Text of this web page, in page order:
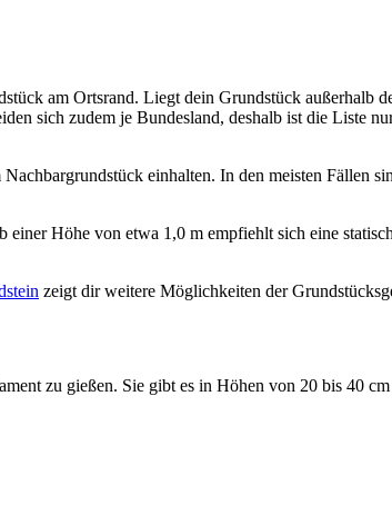
am Ortsrand. Liegt dein Grundstück außerhalb
sich zudem je Bundesland, deshalb ist die Liste
einhalten. In den meisten Fällen
Höhe von etwa 1,0 m empfiehlt sich eine
zeigt dir weitere Möglichkeiten der
zu gießen. Sie gibt es in Höhen von 20 bis 40